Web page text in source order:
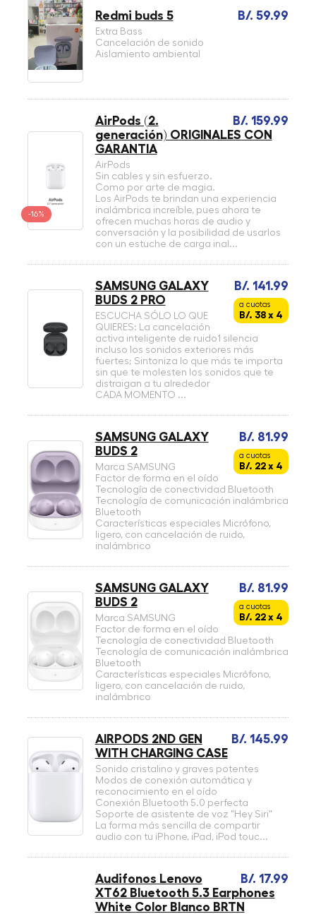
B/. 59.99
Redmi buds 5
Extra Bass
Cancelación de sonido
Aislamiento ambiental
-16%
B/. 159.99
AirPods (2.
generación) ORIGINALES CON
GARANTIA
AirPods
Sin cables y sin esfuerzo.
Como por arte de magia.
Los AirPods te brindan una experiencia
inalámbrica increíble, pues ahora te
ofrecen muchas horas de audio y
conversación y la posibilidad de usarlos
con un estuche de carga inal...
B/. 141.99
a cuotas
B/. 38 x 4
SAMSUNG GALAXY
BUDS 2 PRO
ESCUCHA SÓLO LO QUE
QUIERES: La cancelación
activa inteligente de ruido1 silencia
incluso los sonidos exteriores más
fuertes; Sintoniza lo que más te importa
sin que te molesten los sonidos que te
distraigan a tu alrededor
CADA MOMENTO ...
B/. 81.99
a cuotas
B/. 22 x 4
SAMSUNG GALAXY
BUDS 2
Marca SAMSUNG
Factor de forma en el oído
Tecnología de conectividad Bluetooth
Tecnología de comunicación inalámbrica
Bluetooth
Características especiales Micrófono,
ligero, con cancelación de ruido,
inalámbrico
B/. 81.99
a cuotas
B/. 22 x 4
SAMSUNG GALAXY
BUDS 2
Marca SAMSUNG
Factor de forma en el oído
Tecnología de conectividad Bluetooth
Tecnología de comunicación inalámbrica
Bluetooth
Características especiales Micrófono,
ligero, con cancelación de ruido,
inalámbrico
B/. 145.99
AIRPODS 2ND GEN
WITH CHARGING CASE
Sonido cristalino y graves potentes
Modos de conexión automática y
reconocimiento en el oído
Conexión Bluetooth 5.0 perfecta
Soporte de asistente de voz "Hey Siri"
La forma más sencilla de compartir
audio con tu iPhone, iPad, iPod touc...
B/. 17.99
Audifonos Lenovo
XT62 Bluetooth 5.3 Earphones
White Color Blanco BRTN